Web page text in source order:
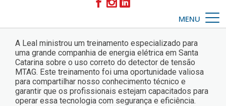
MENU
A Leal ministrou um treinamento especializado para
uma grande companhia de energia elétrica em Santa
Catarina sobre o uso correto do detector de tensão
MTAG. Este treinamento foi uma oportunidade valiosa
para compartilhar nosso conhecimento técnico e
garantir que os profissionais estejam capacitados para
operar essa tecnologia com segurança e eficiência.